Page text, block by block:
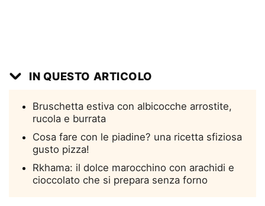
IN QUESTO ARTICOLO
Bruschetta estiva con albicocche arrostite,
rucola e burrata
Cosa fare con le piadine? una ricetta sfiziosa
gusto pizza!
Rkhama: il dolce marocchino con arachidi e
cioccolato che si prepara senza forno